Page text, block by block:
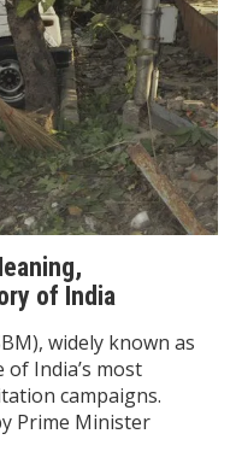
of India
widely known as
of India’s most
campaigns.
Prime Minister